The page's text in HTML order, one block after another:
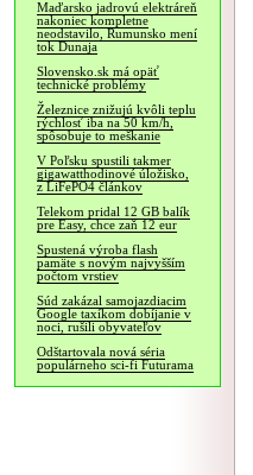
Maďarsko jadrovú elektráreň
nakoniec kompletne
neodstavilo, Rumunsko mení
tok Dunaja
Slovensko.sk má opäť
technické problémy
Železnice znižujú kvôli teplu
rýchlosť iba na 50 km/h,
spôsobuje to meškanie
V Poľsku spustili takmer
gigawatthodinové úložisko,
z LiFePO4 článkov
Telekom pridal 12 GB balík
pre Easy, chce zaň 12 eur
Spustená výroba flash
pamäte s novým najvyšším
počtom vrstiev
Súd zakázal samojazdiacim
Google taxíkom dobíjanie v
noci, rušili obyvateľov
Odštartovala nová séria
populárneho sci-fi Futurama